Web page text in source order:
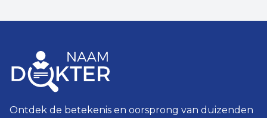
Ontdek de betekenis en oorsprong van duizenden